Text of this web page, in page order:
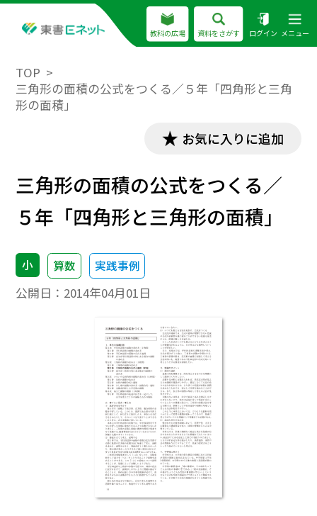
教科の広場 資料をさがす ログイン メニュー
TOP
三角形の面積の公式をつくる／５年「四角形と三角
形の面積」
お気に入りに追加
三角形の面積の公式をつくる／
５年「四角形と三角形の面積」
小 算数 実践事例
公開日： 2014年04月01日